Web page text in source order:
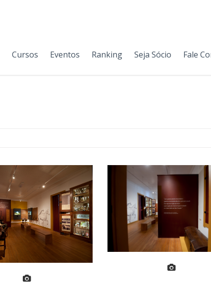
Cursos Eventos Ranking Seja Sócio Fale